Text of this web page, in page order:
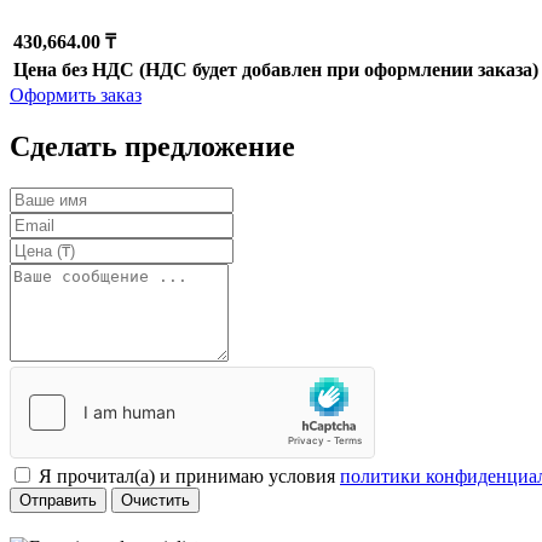
430,664.00 ₸
Цена без НДС (НДС будет добавлен при оформлении заказа)
Оформить заказ
Сделать предложение
Я прочитал(а) и принимаю условия политики
Отправить Очистить